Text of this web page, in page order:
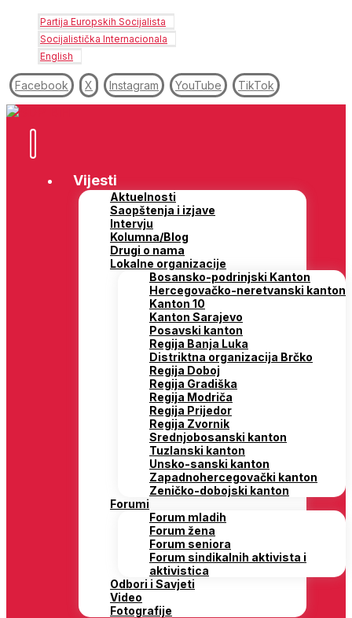
Partija Europskih Socijalista
Socijalistička Internacionala
English
Facebook X Instagram YouTube TikTok
Vijesti
Aktuelnosti
Saopštenja i izjave
Intervju
Kolumna/Blog
Drugi o nama
Lokalne organizacije
Bosansko-podrinjski Kanton
Hercegovačko-neretvanski kanton
Kanton 10
Kanton Sarajevo
Posavski kanton
Regija Banja Luka
Distriktna organizacija Brčko
Regija Doboj
Regija Gradiška
Regija Modriča
Regija Prijedor
Regija Zvornik
Srednjobosanski kanton
Tuzlanski kanton
Unsko-sanski kanton
Zapadnohercegovački kanton
Zeničko-dobojski kanton
Forumi
Forum mladih
Forum žena
Forum seniora
Forum sindikalnih aktivista i
aktivistica
Odbori i Savjeti
Video
Fotografije